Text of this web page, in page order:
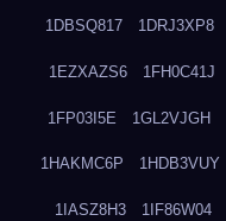
1DBSQ817 1DRJ3XP8
1EZXAZS6 1FH0C41J
1FP03I5E 1GL2VJGH
1HAKMC6P 1HDB3VUY
1IASZ8H3 1IF86W04